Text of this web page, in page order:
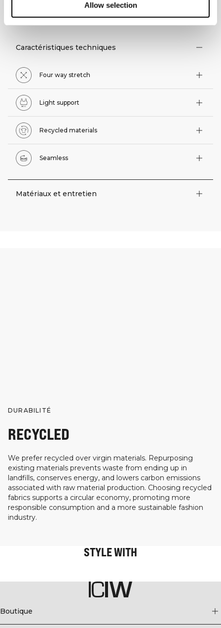
Allow selection
ASPECTS TECHNIQUES
Caractéristiques techniques
Four way stretch
Light support
Recycled materials
Seamless
Matériaux et entretien
DURABILITÉ
RECYCLED
We prefer recycled over virgin materials. Repurposing
existing materials prevents waste from ending up in
landfills, conserves energy, and lowers carbon emissions
associated with raw material production. Choosing recycled
fabrics supports a circular economy, promoting more
responsible consumption and a more sustainable fashion
industry.
STYLE WITH
Boutique